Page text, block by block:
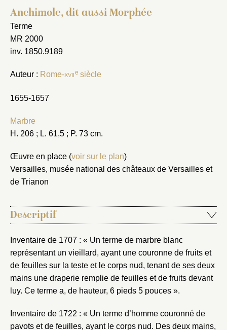
Anchimole, dit aussi Morphée
Terme
MR 2000
inv. 1850.9189
Auteur : Rome-xviie siècle
1655-1657
Marbre
H. 206 ; L. 61,5 ; P. 73 cm.
Œuvre en place (voir sur le plan)
Versailles, musée national des châteaux de Versailles et
de Trianon
Descriptif
Inventaire de 1707 : « Un terme de marbre blanc
représentant un vieillard, ayant une couronne de fruits et
de feuilles sur la teste et le corps nud, tenant de ses deux
mains une draperie remplie de feuilles et de fruits devant
luy. Ce terme a, de hauteur, 6 pieds 5 pouces ».
Inventaire de 1722 : « Un terme d’homme couronné de
pavots et de feuilles, ayant le corps nud. Des deux mains,